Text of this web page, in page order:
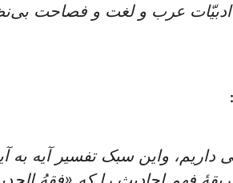
عرب‌ و لغت‌ و فصاحت‌
واین‌ سبک‌ تفسیر آیه‌ به‌